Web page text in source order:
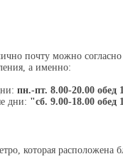
почту можно
а именно:
пн.-пт. 8.00-20.00 обед
дни: "сб. 9.00-18.00
которая расположена